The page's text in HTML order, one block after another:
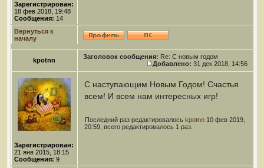
Зарегистрирован:
18 фев 2018, 19:48
Сообщения: 14
Вернуться к
началу
kpotnn Заголовок сообщения: Re: С новым годом
Добавлено: 31 дек 2018, 14:56
Зарегистрирован:
21 янв 2015, 18:15
Сообщения: 9
С наступающим Новым Годом! Счастья
всем! И всем нам интересных игр!
Последний раз редактировалось kpotnn 10 фев 2019,
20:59, всего редактировалось 1 раз.